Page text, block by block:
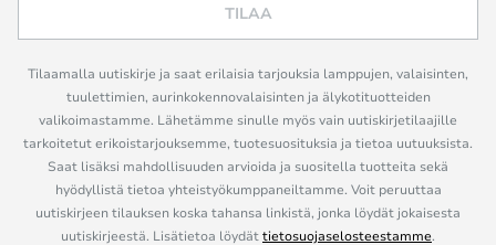
TILAA
Tilaamalla uutiskirje ja saat erilaisia tarjouksia lamppujen, valaisinten,
tuulettimien, aurinkokennovalaisinten ja älykotituotteiden
valikoimastamme. Lähetämme sinulle myös vain uutiskirjetilaajille
tarkoitetut erikoistarjouksemme, tuotesuosituksia ja tietoa uutuuksista.
Saat lisäksi mahdollisuuden arvioida ja suositella tuotteita sekä
hyödyllistä tietoa yhteistyökumppaneiltamme. Voit peruuttaa
uutiskirjeen tilauksen koska tahansa linkistä, jonka löydät jokaisesta
uutiskirjeestä. Lisätietoa löydättietosuojaselosteestamme.